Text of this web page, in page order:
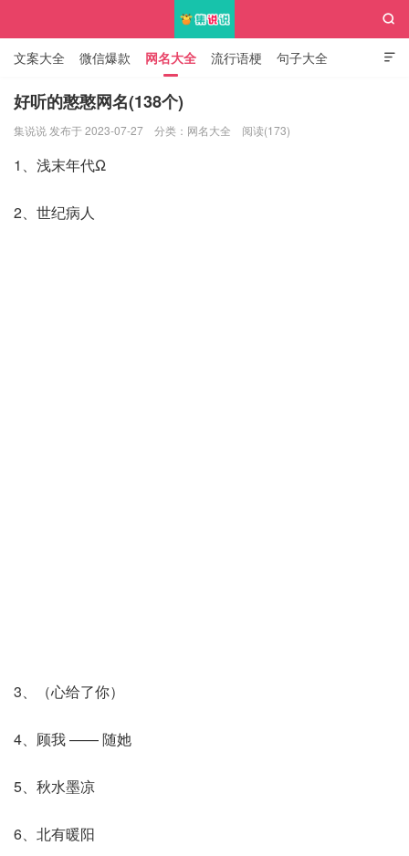

文案大全 微信爆款 网名大全 流行语梗 句子大全
知识大全

好听的憨憨网名(138个)
集说说 发布于 2023-07-27 分类： 网名大全 阅读(173)
1、浅末年代Ω
2、世纪病人
3、（心给了你）
4、顾我 —— 随她
5、秋水墨凉
6、北有暖阳